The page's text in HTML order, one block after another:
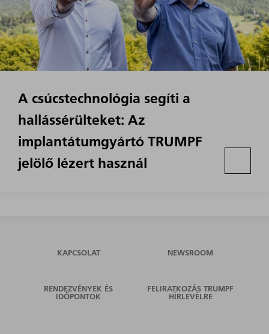
A csúcstechnológia segíti a
hallássérülteket: Az
implantátumgyártó TRUMPF
jelölő lézert használ
KAPCSOLAT NEWSROOM
RENDEZVÉNYEK ÉS
IDŐPONTOK
FELIRATKOZÁS TRUMPF
HÍRLEVÉLRE